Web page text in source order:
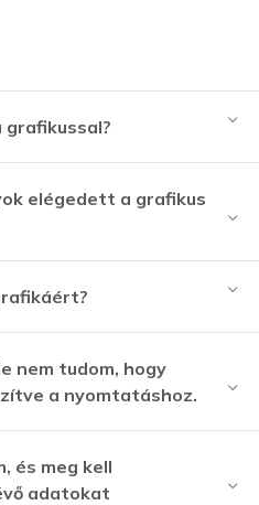
grafikussal?
elégedett a grafikus
nem tudom, hogy
a nyomtatáshoz.
és meg kell
adatokat